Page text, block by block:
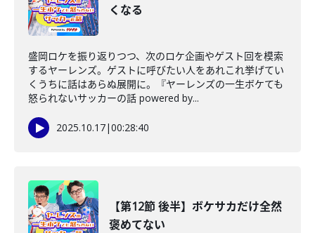
くなる
盛岡ロケを振り返りつつ、次のロケ企画やゲスト回を模索
するヤーレンズ。ゲストに呼びたい人をあれこれ挙げてい
くうちに話はあらぬ展開に。『ヤーレンズの一生ボケても
怒られないサッカーの話 powered by...
2025.10.17|00:28:40
【第12節 後半】ボケサカだけ全然
褒めてない